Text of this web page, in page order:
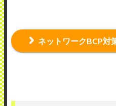
ネットワークBCP対